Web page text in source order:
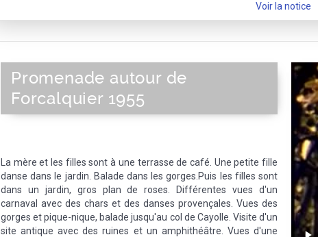
Voir la notice
Promenade autour de
Forcalquier 1955
La mère et les filles sont à une terrasse de café. Une petite fille
danse dans le jardin. Balade dans les gorges.Puis les filles sont
dans un jardin, gros plan de roses. Différentes vues d'un
carnaval avec des chars et des danses provençales. Vues des
gorges et pique-nique, balade jusqu'au col de Cayolle. Visite d'un
site antique avec des ruines et un amphithéâtre. Vues d'une